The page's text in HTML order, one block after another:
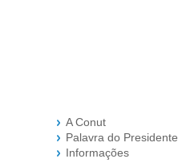
A Conut
Palavra do Presidente
Informações